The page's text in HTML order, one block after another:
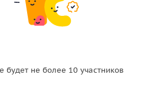
будет не более 10 участников